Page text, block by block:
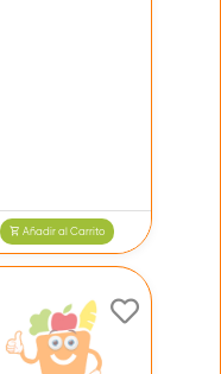
Añadir al Carrito